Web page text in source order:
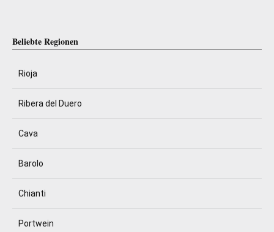
Beliebte Regionen
Rioja
Ribera del Duero
Cava
Barolo
Chianti
Portwein